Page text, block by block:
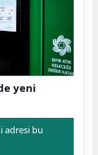
yeni
adresi bu